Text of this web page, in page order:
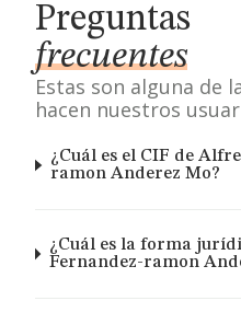
Preguntas
frecuentes
Estas son alguna de
hacen nuestros
¿Cuál es el CIF de
ramon Anderez Mo?
¿Cuál es la forma
Fernandez-ramon